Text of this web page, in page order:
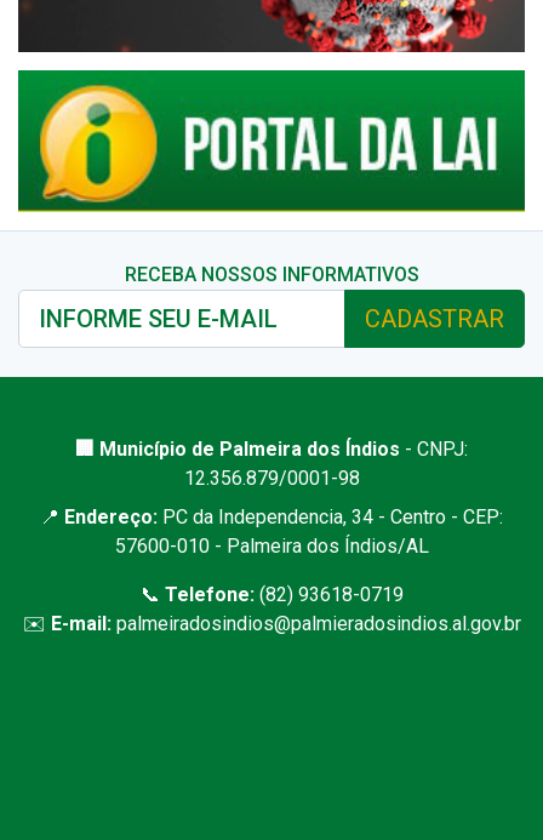
RECEBA NOSSOS INFORMATIVOS
CADASTRAR
🏢 Município de Palmeira dos Índios - CNPJ:
12.356.879/0001-98
📍 Endereço: PC da Independencia, 34 - Centro - CEP:
57600-010 - Palmeira dos Índios/AL
📞 Telefone:(82) 93618-0719
✉️ E-mail: palmeiradosindios@palmieradosindios.al.gov.br